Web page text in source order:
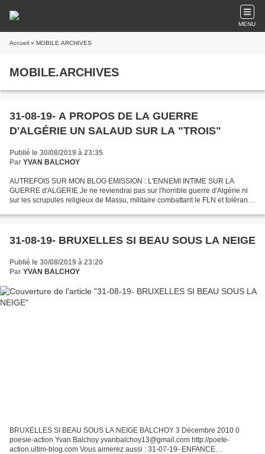
MENU
Accueil » MOBILE.ARCHIVES
MOBILE.ARCHIVES
31-08-19- A PROPOS DE LA GUERRE
D'ALGÉRIE UN SALAUD SUR LA "TROIS"
Publié le 30/08/2019 à 23:35
Par YVAN BALCHOY
AUTREFOIS SUR MON BLOG EMISSION : L'ENNEMI INTIME SUR LA
GUERRE d'ALGERIE Je ne reviendrai pas sur l'horrible guerre d'Algérie ni
sur les scrupules religieux de Massu, militaire combattant le FLN et tolérant
31-08-19- BRUXELLES SI BEAU SOUS LA NEIGE
Publié le 30/08/2019 à 23:20
Par YVAN BALCHOY
BRUXELLES SI BEAU SOUS LA NEIGE BALCHOY 3 Décembre 2010 0
poesie-action Yvan Balchoy yvanbalchoy13@gmail.com http://poete-
action.ultim-blog.com Vous aimerez aussi : 31-07-19- ENFANCE